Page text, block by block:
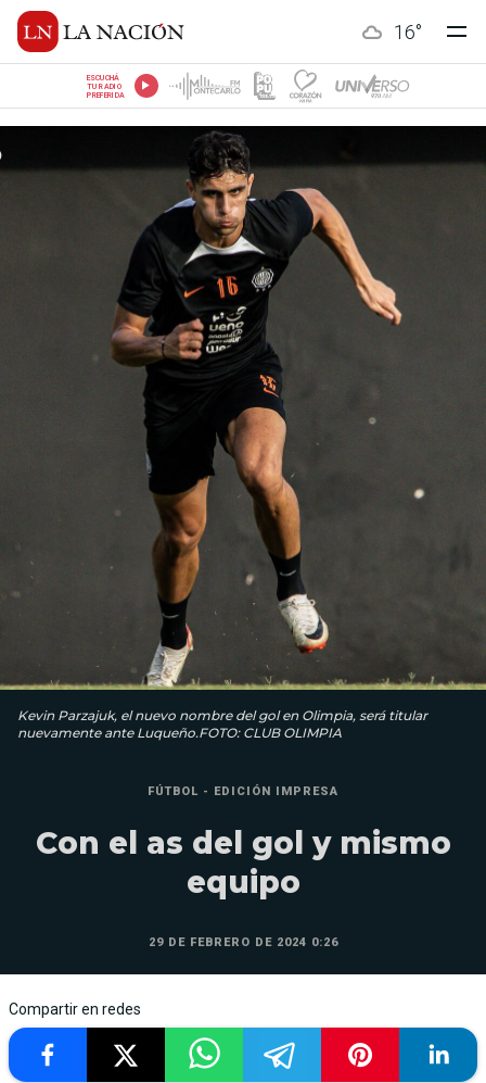
16°
ESCUCHÁ
TU RADIO
PREFERIDA
Kevin Parzajuk, el nuevo nombre del gol en Olimpia, será titular
nuevamente ante Luqueño.FOTO: CLUB OLIMPIA
FÚTBOL - EDICIÓN IMPRESA
Con el as del gol y mismo
equipo
29 DE FEBRERO DE 2024 0:26
Compartir en redes